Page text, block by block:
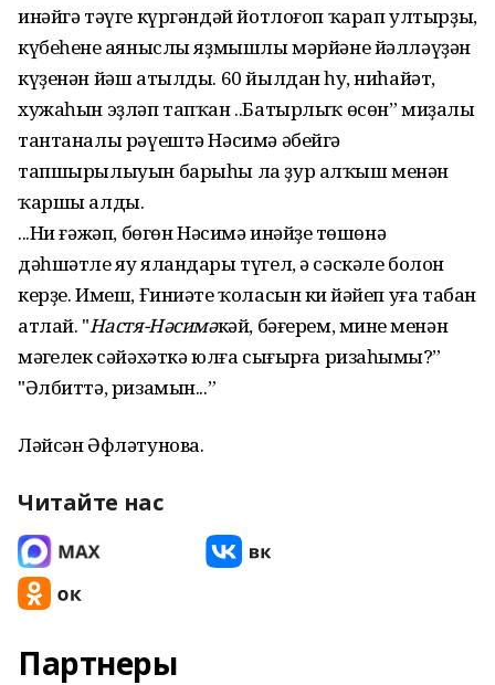
инәйгә тәүге күргәндәй йотлоғоп ҡарап ултырҙы,
күбеһенең аяныслы яҙмышлы мәрйәне йәлләүҙән
күҙенән йәш атылды. 60 йылдан һуң, ниһайәт,
хужаһын эҙләп тапҡан ..Батырлыҡ өсөн” миҙалы
тантаналы рәүештә Нәсимә әбейгә
тапшырылыуын барыһы ла ҙур алҡыш менән
ҡаршы алды.
...Ни ғәжәп, бөгөн Нәсимә инәйҙең төшөнә
дәһшәтле яу яландары түгел, ә сәскәле болон
керҙе. Имеш, Ғиниәте ҡоласын киң йәйеп уға табан
атлай. "Настя-Нәсимәкәй, бәғерем, минең менән
мәңгелек сәйәхәткә юлға сығырға ризаһыңмы?”
"Әлбиттә, ризамын...”
Ләйсән Әфләтунова.
Читайте нас
Партнеры